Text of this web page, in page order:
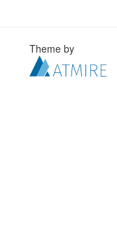
Theme by